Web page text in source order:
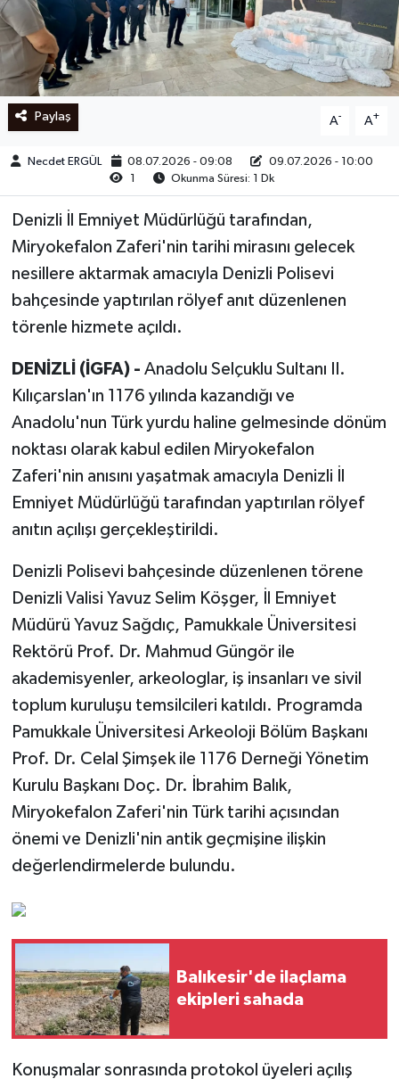
Paylaş A- A+
Necdet ERGÜL 08.07.2026 - 09:08
09.07.2026 - 10:00
1
Okunma Süresi: 1 Dk
Denizli İl Emniyet Müdürlüğü tarafından,
Miryokefalon Zaferi'nin tarihi mirasını gelecek
nesillere aktarmak amacıyla Denizli Polisevi
bahçesinde yaptırılan rölyef anıt düzenlenen
törenle hizmete açıldı.
DENİZLİ (İGFA) - Anadolu Selçuklu Sultanı II.
Kılıçarslan'ın 1176 yılında kazandığı ve
Anadolu'nun Türk yurdu haline gelmesinde dönüm
noktası olarak kabul edilen Miryokefalon
Zaferi'nin anısını yaşatmak amacıyla Denizli İl
Emniyet Müdürlüğü tarafından yaptırılan rölyef
anıtın açılışı gerçekleştirildi.
Denizli Polisevi bahçesinde düzenlenen törene
Denizli Valisi Yavuz Selim Köşger, İl Emniyet
Müdürü Yavuz Sağdıç, Pamukkale Üniversitesi
Rektörü Prof. Dr. Mahmud Güngör ile
akademisyenler, arkeologlar, iş insanları ve sivil
toplum kuruluşu temsilcileri katıldı. Programda
Pamukkale Üniversitesi Arkeoloji Bölüm Başkanı
Prof. Dr. Celal Şimşek ile 1176 Derneği Yönetim
Kurulu Başkanı Doç. Dr. İbrahim Balık,
Miryokefalon Zaferi'nin Türk tarihi açısından
önemi ve Denizli'nin antik geçmişine ilişkin
değerlendirmelerde bulundu.
Balıkesir'de ilaçlama
ekipleri sahada
Konuşmalar sonrasında protokol üyeleri açılış
Ege
İzmir
İletişim
Künye
Yerel